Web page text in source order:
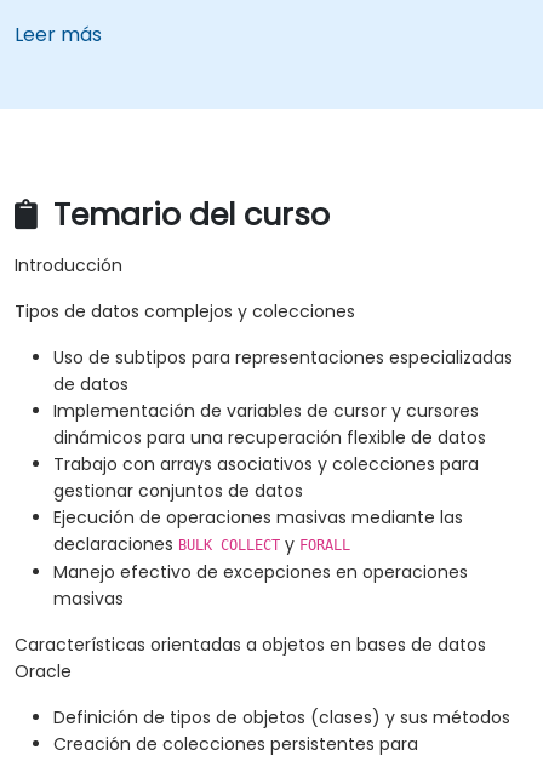
Leer más
Temario del curso
Introducción
Tipos de datos complejos y colecciones
Uso de subtipos para representaciones especializadas
de datos
Implementación de variables de cursor y cursores
dinámicos para una recuperación flexible de datos
Trabajo con arrays asociativos y colecciones para
gestionar conjuntos de datos
Ejecución de operaciones masivas mediante las
declaraciones BULK COLLECT y FORALL
Manejo efectivo de excepciones en operaciones
masivas
Características orientadas a objetos en bases de datos
Oracle
Definición de tipos de objetos (clases) y sus métodos
Creación de colecciones persistentes para